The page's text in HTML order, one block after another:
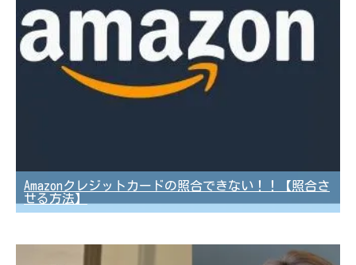
Amazonクレジットカードの照合できない！！【照合さ
せる方法】